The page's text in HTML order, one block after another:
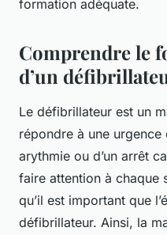
formation adéquate.
Comprendre le
d’un
Le défibrillateur est un
répondre à une urgence
arythmie ou d’un arrêt
faire attention à chaque
qu’il est important que
défibrillateur. Ainsi, la